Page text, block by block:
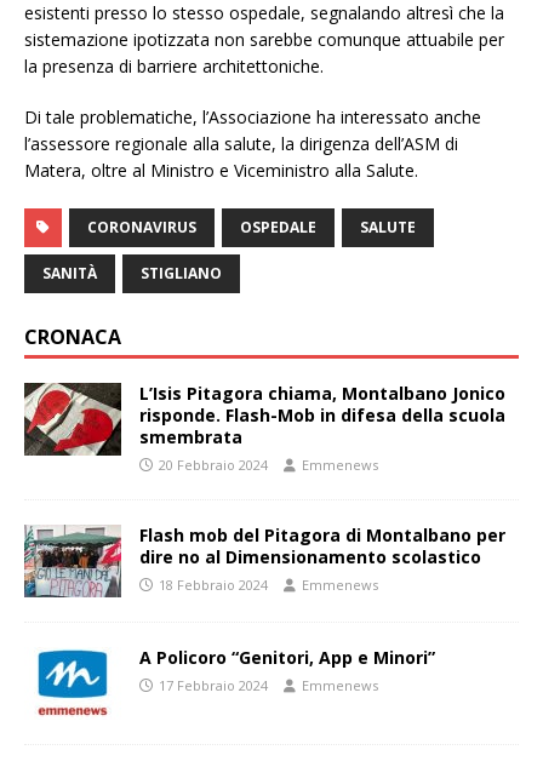
esistenti presso lo stesso ospedale, segnalando altresì che la
sistemazione ipotizzata non sarebbe comunque attuabile per
la presenza di barriere architettoniche.
Di tale problematiche, l’Associazione ha interessato anche
l’assessore regionale alla salute, la dirigenza dell’ASM di
Matera, oltre al Ministro e Viceministro alla Salute.
CORONAVIRUS OSPEDALE SALUTE
SANITÀ STIGLIANO
CRONACA
L’Isis Pitagora chiama, Montalbano Jonico
risponde. Flash-Mob in difesa della scuola
smembrata
20 Febbraio 2024 Emmenews
Flash mob del Pitagora di Montalbano per
dire no al Dimensionamento scolastico
18 Febbraio 2024 Emmenews
A Policoro “Genitori, App e Minori”
17 Febbraio 2024 Emmenews